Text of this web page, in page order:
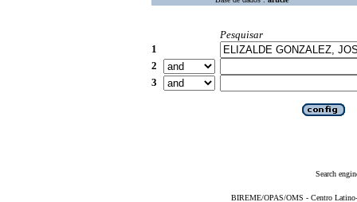
Pesquisar
1
2
3
Search
BIREME/OPAS/OMS - Centro Latino-